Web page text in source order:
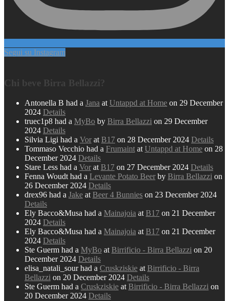
Segui su Instagram
Chi beve Birra Bellazzi?
Antonella B had a Jana at Untappd at Home on 29 December
2024 Details
truec1p8 had a MyBo by Birra Bellazzi on 29 December
2024 Details
Silvia Ligi had a Vor at B17 on 28 December 2024 Details
Tommaso Vecchio had a Frumaint at Untappd at Home on 28
December 2024 Details
Stare Less had a Vor at B17 on 27 December 2024 Details
Fenna Woudt had a Levante Potato Beer by Birra Bellazzi on
26 December 2024 Details
drex96 had a Jake at Beer 4 Bunnies on 23 December 2024
Details
Ely Bacco&Musa had a Mainajoia at B17 on 21 December
2024 Details
Ely Bacco&Musa had a Mainajoia at B17 on 21 December
2024 Details
Ste Guerm had a MyBo at Birrificio - Birra Bellazzi on 20
December 2024 Details
elisa_natali_sour had a Cruskziskie at Birrificio - Birra
Bellazzi on 20 December 2024 Details
Ste Guerm had a Cruskziskie at Birrificio - Birra Bellazzi on
20 December 2024 Details